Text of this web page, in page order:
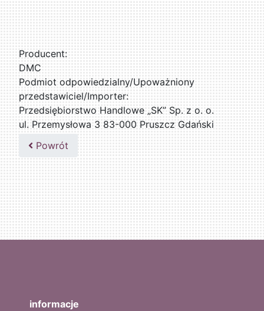
Producent:
DMC
Podmiot odpowiedzialny/Upoważniony
przedstawiciel/Importer:
Przedsiębiorstwo Handlowe „SK” Sp. z o. o.
ul. Przemysłowa 3 83-000 Pruszcz Gdański
509076255
Powrót
informacje